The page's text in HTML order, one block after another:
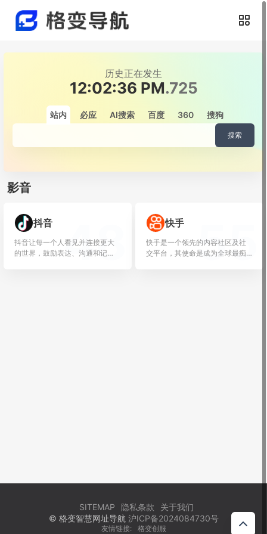
历史正在发生
12:02:36 PM.845
站内 必应 AI搜索 百度 360 搜狗
搜索
影音
抖音
抖音让每一个人看见并连接更大
的世界，鼓励表达、沟通和记
48 快手
快手是一个领先的内容社区及社
交平台，其使命是成为全球最痴
55
SITEMAP 隐私条款
关于我们
© 格变智慧网址导航 沪ICP备2024084730号
友情链接: 格变创服